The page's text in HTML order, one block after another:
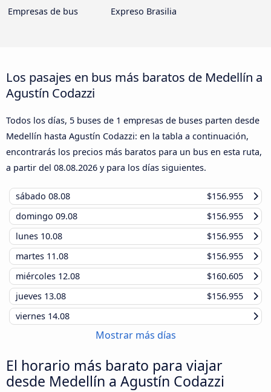
Empresas de bus
Expreso Brasilia
Los pasajes en bus más baratos de Medellín a
Agustín Codazzi
Todos los días, 5 buses de 1 empresas de buses parten desde
Medellín hasta Agustín Codazzi: en la tabla a continuación,
encontrarás los precios más baratos para un bus en esta ruta,
a partir del 08.08.2026 y para los días siguientes.
sábado 08.08
$156.955
domingo 09.08
$156.955
lunes 10.08
$156.955
martes 11.08
$156.955
miércoles 12.08
$160.605
jueves 13.08
$156.955
viernes 14.08
Mostrar más días
El horario más barato para viajar
desde Medellín a Agustín Codazzi